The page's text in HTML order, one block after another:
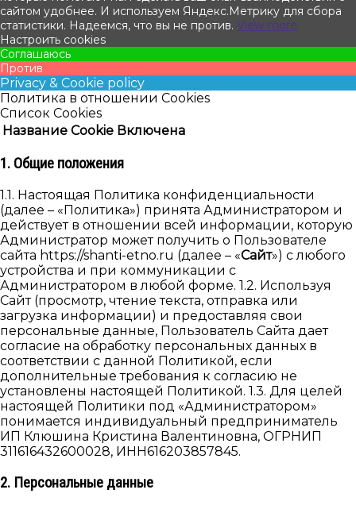
сайтом удобнее. И используем Яндекс.Метрику для сбора
статистики. Надеемся, что вы не против. View more
Настроить cookies
Соглашаюсь
Против
Privacy & Cookie policy
Политика в отношении Cookies
Список Cookies
Название Cookie Включена
1. Общие положения
1.1. Настоящая Политика конфиденциальности
(далее – «Политика») принята Администратором и
действует в отношении всей информации, которую
Администратор может получить о Пользователе
сайта https://shanti-etno.ru (далее – «Сайт») с любого
устройства и при коммуникации с
Администратором в любой форме. 1.2. Используя
Cайт (просмотр, чтение текста, отправка или
загрузка информации) и предоставляя свои
персональные данные, Пользователь Сайта дает
согласие на обработку персональных данных в
соответствии с данной Политикой, если
дополнительные требования к согласию не
установлены настоящей Политикой. 1.3. Для целей
настоящей Политики под «Администратором»
понимается индивидуальный предприниматель
ИП Клюшина Кристина Валентиновна, ОГРНИП
311616432600028, ИНН616203857845.
2. Персональные данные